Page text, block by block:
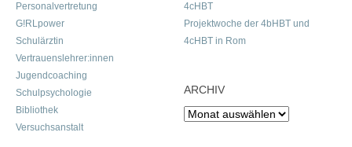
Personalvertretung
G!RLpower
Schulärztin
Vertrauenslehrer:innen
Jugendcoaching
Schulpsychologie
Bibliothek
Versuchsanstalt
4cHBT
Projektwoche der 4bHBT und
4cHBT in Rom
ARCHIV
Archiv